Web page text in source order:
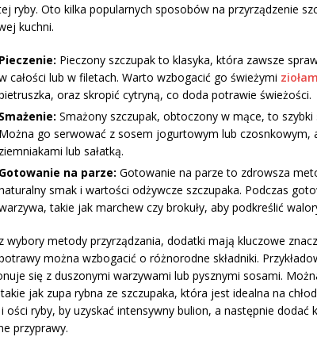
ryby. Oto kilka popularnych sposobów na przyrządzenie
kuchni.
Pieczenie: Pieczony szczupak to klasyka, która zawsze
całości lub w filetach. Warto wzbogacić go świeżymi
oraz skropić cytryną, co doda potrawie świeżości.
Smażenie: Smażony szczupak, obtoczony w mące, to
Można go serwować z sosem jogurtowym lub czosnkowym,
ziemniakami lub sałatką.
Gotowanie na parze: Gotowanie na parze to zdrowsza
smak i wartości odżywcze szczupaka. Podczas
takie jak marchew czy brokuły, aby podkreślić
wybory metody przyrządzania, dodatki mają kluczowe
można wzbogacić o różnorodne składniki.
się z duszonymi warzywami lub pysznymi sosami.
jak zupa rybna ze szczupaka, która jest idealna na
i ości ryby, by uzyskać intensywny bulion, a następnie dodać
przyprawy.